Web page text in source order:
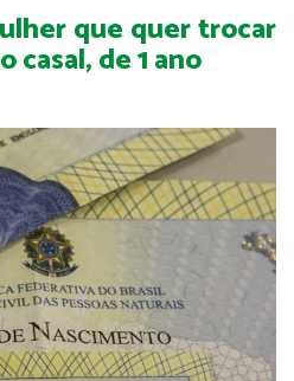
que quer trocar
casal, de 1 ano